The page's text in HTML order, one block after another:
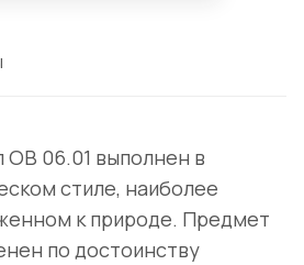
ОВ 06.01 выполнен в
стиле, наиболее
к природе. Предмет
по достоинству